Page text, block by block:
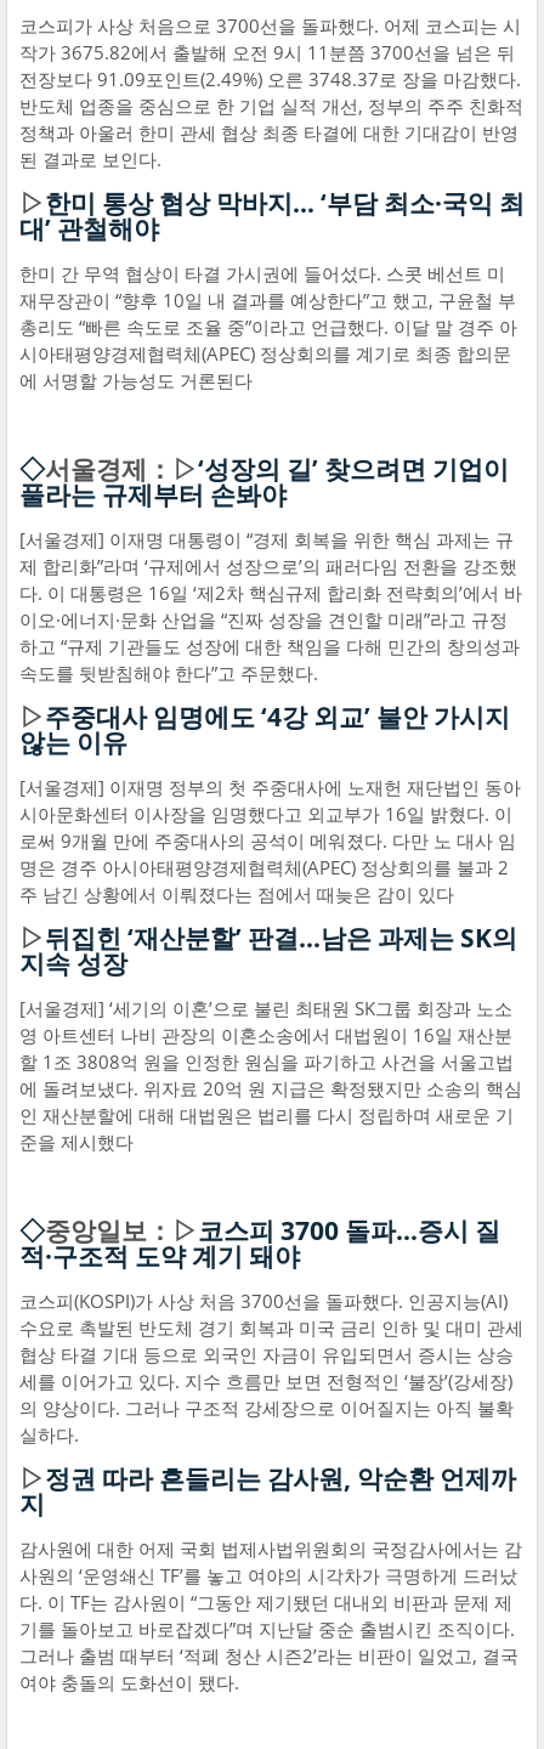
코스피가 사상 처음으로 3700선을 돌파했다. 어제 코스피는 시
작가 3675.82에서 출발해 오전 9시 11분쯤 3700선을 넘은 뒤
전장보다 91.09포인트(2.49%) 오른 3748.37로 장을 마감했다.
반도체 업종을 중심으로 한 기업 실적 개선, 정부의 주주 친화적
정책과 아울러 한미 관세 협상 최종 타결에 대한 기대감이 반영
된 결과로 보인다.
▷한미 통상 협상 막바지… ‘부담 최소·국익 최
대’ 관철해야
한미 간 무역 협상이 타결 가시권에 들어섰다. 스콧 베선트 미
재무장관이 “향후 10일 내 결과를 예상한다”고 했고, 구윤철 부
총리도 “빠른 속도로 조율 중”이라고 언급했다. 이달 말 경주 아
시아태평양경제협력체(APEC) 정상회의를 계기로 최종 합의문
에 서명할 가능성도 거론된다
◇서울경제：▷‘성장의 길’ 찾으려면 기업이
풀라는 규제부터 손봐야
[서울경제] 이재명 대통령이 “경제 회복을 위한 핵심 과제는 규
제 합리화”라며 ‘규제에서 성장으로’의 패러다임 전환을 강조했
다. 이 대통령은 16일 ‘제2차 핵심규제 합리화 전략회의’에서 바
이오·에너지·문화 산업을 “진짜 성장을 견인할 미래”라고 규정
하고 “규제 기관들도 성장에 대한 책임을 다해 민간의 창의성과
속도를 뒷받침해야 한다”고 주문했다.
▷주중대사 임명에도 ‘4강 외교’ 불안 가시지
않는 이유
[서울경제] 이재명 정부의 첫 주중대사에 노재헌 재단법인 동아
시아문화센터 이사장을 임명했다고 외교부가 16일 밝혔다. 이
로써 9개월 만에 주중대사의 공석이 메워졌다. 다만 노 대사 임
명은 경주 아시아태평양경제협력체(APEC) 정상회의를 불과 2
주 남긴 상황에서 이뤄졌다는 점에서 때늦은 감이 있다
▷뒤집힌 ‘재산분할’ 판결…남은 과제는 SK의
지속 성장
[서울경제] ‘세기의 이혼’으로 불린 최태원 SK그룹 회장과 노소
영 아트센터 나비 관장의 이혼소송에서 대법원이 16일 재산분
할 1조 3808억 원을 인정한 원심을 파기하고 사건을 서울고법
에 돌려보냈다. 위자료 20억 원 지급은 확정됐지만 소송의 핵심
인 재산분할에 대해 대법원은 법리를 다시 정립하며 새로운 기
준을 제시했다
◇중앙일보：▷코스피 3700 돌파…증시 질
적·구조적 도약 계기 돼야
코스피(KOSPI)가 사상 처음 3700선을 돌파했다. 인공지능(AI)
수요로 촉발된 반도체 경기 회복과 미국 금리 인하 및 대미 관세
협상 타결 기대 등으로 외국인 자금이 유입되면서 증시는 상승
세를 이어가고 있다. 지수 흐름만 보면 전형적인 ‘불장’(강세장)
의 양상이다. 그러나 구조적 강세장으로 이어질지는 아직 불확
실하다.
▷정권 따라 흔들리는 감사원, 악순환 언제까
지
감사원에 대한 어제 국회 법제사법위원회의 국정감사에서는 감
사원의 ‘운영쇄신 TF’를 놓고 여야의 시각차가 극명하게 드러났
다. 이 TF는 감사원이 “그동안 제기됐던 대내외 비판과 문제 제
기를 돌아보고 바로잡겠다”며 지난달 중순 출범시킨 조직이다.
그러나 출범 때부터 ‘적폐 청산 시즌2’라는 비판이 일었고, 결국
여야 충돌의 도화선이 됐다.